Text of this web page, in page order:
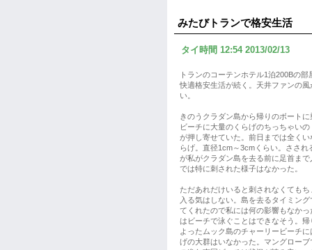
みたびトランで格安生活
タイ時間 12:54 2013/02/13
トランのコーテンホテル1泊200Bの部
快適格安生活が続く。天井ファンの風
い。
きのうクラダン島から帰りのボート
ビーチに大量のくらげのちっちゃい
が押し寄せていた。前日までは全くい
らげ。直径1cm～3cmくらい。さされ
が私がクラダン島を去る前に足首まで
では特に刺された様子はなかった。
ただあれだけいると刺されなくてもち
入る気はしない。島を去るタイミン
てくれたので私には何の影響もなかっ
はビーチで泳ぐことはできなそう。帰
よったムック島のチャーリービーチ
げの大群はいなかった。マングローブ